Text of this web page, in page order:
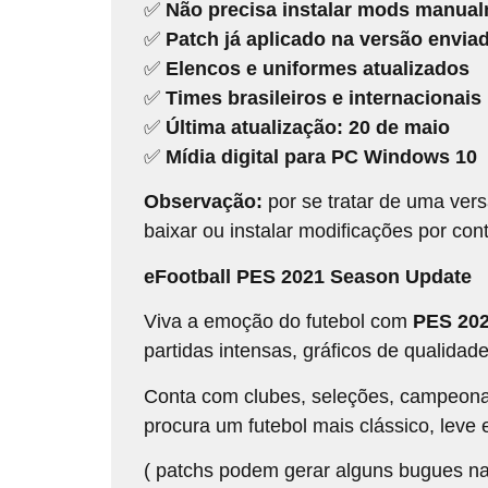
✅ Não precisa instalar mods
✅ Patch já aplicado na versão
✅ Elencos e uniformes atualizados
✅ Times brasileiros e internacionais
✅ Última atualização: 20 de maio
✅ Mídia digital para PC Windows 10
Observação: por se tratar de uma
baixar ou instalar modificações por
eFootball PES 2021 Season Update
Viva a emoção do futebol com PES
partidas intensas, gráficos de
Conta com clubes, seleções,
procura um futebol mais clássico, leve
( patchs podem gerar alguns bugues